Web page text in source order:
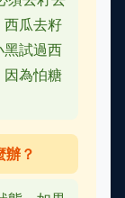
西瓜去籽
黑試過西
因為怕糖
辦？